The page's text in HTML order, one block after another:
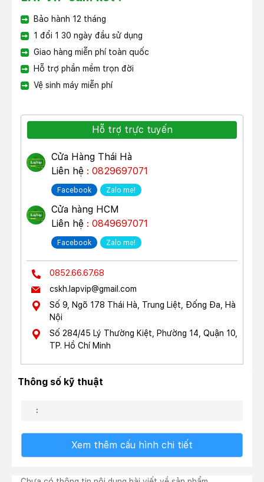
Bảo hành 12 tháng
1 đổi 1 30 ngày đầu sử dụng
Giao hàng miễn phí toàn quốc
Hỗ trợ phần mềm trọn đời
Vệ sinh máy miễn phí
Hỗ trợ trực tuyến
Cửa Hàng Thái Hà
Liên hệ : 0829697071
Facebook Zalo me!
Cửa hàng HCM
Liên hệ : 0849697071
Facebook Zalo me!
0852.66.67.68
cskh.lapvip@gmail.com
Số 9, Ngõ 178 Thái Hà, Trung Liệt, Đống Đa, Hà
Nội
Số 284/45 Lý Thường Kiệt, Phường 14, Quận 10,
TP. Hồ Chí Minh
Thông số kỹ thuật
:
Xem thêm cấu hình chi tiết